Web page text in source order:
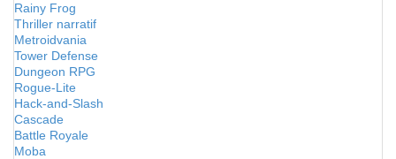
Rainy Frog
Thriller narratif
Metroidvania
Tower Defense
Dungeon RPG
Rogue-Lite
Hack-and-Slash
Cascade
Battle Royale
Moba